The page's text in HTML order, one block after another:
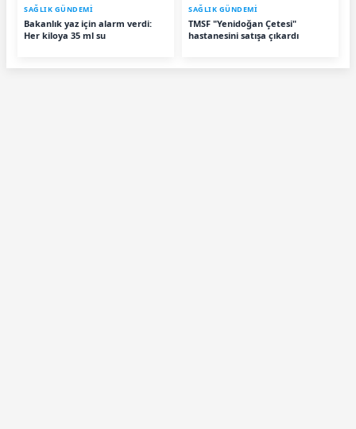
SAĞLIK GÜNDEMİ
Bakanlık yaz için alarm verdi:
Her kiloya 35 ml su
SAĞLIK GÜNDEMİ
TMSF "Yenidoğan Çetesi"
hastanesini satışa çıkardı